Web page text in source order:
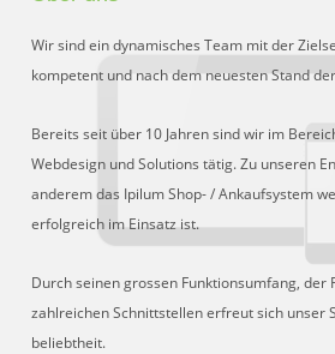
Sperrliste
Zustands-Abfragen
Wareneingang
Bar-Ankauf
Tagesabschluss
Wir sind ein dynamisches Team mit der
kompetent und nach dem neuesten Stand
Bereits seit über 10 Jahren sind wir im
Webdesign und Solutions tätig. Zu unseren
anderem das Ipilum Shop- / Ankaufsystem
erfolgreich im Einsatz ist.
Durch seinen grossen Funktionsumfang, der
zahlreichen Schnittstellen erfreut sich unser
beliebtheit.